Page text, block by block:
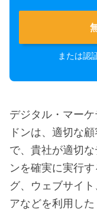
または認
デジタル・マー
ドンは、適切な
で、貴社が適切
ンを確実に実行
グ、ウェブサイ
アなどを利用し